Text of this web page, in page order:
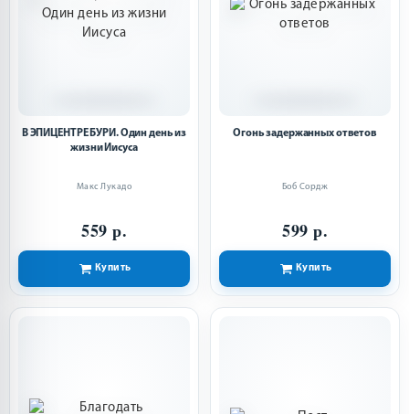
В ЭПИЦЕНТРЕ БУРИ. Один день из
жизни Иисуса
Макс Лукадо
559 р.
Купить
Огонь задержанных ответов
Боб Сордж
599 р.
Купить